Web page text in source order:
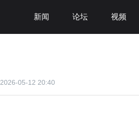
新闻 论坛 视频
2026-05-12 20:40